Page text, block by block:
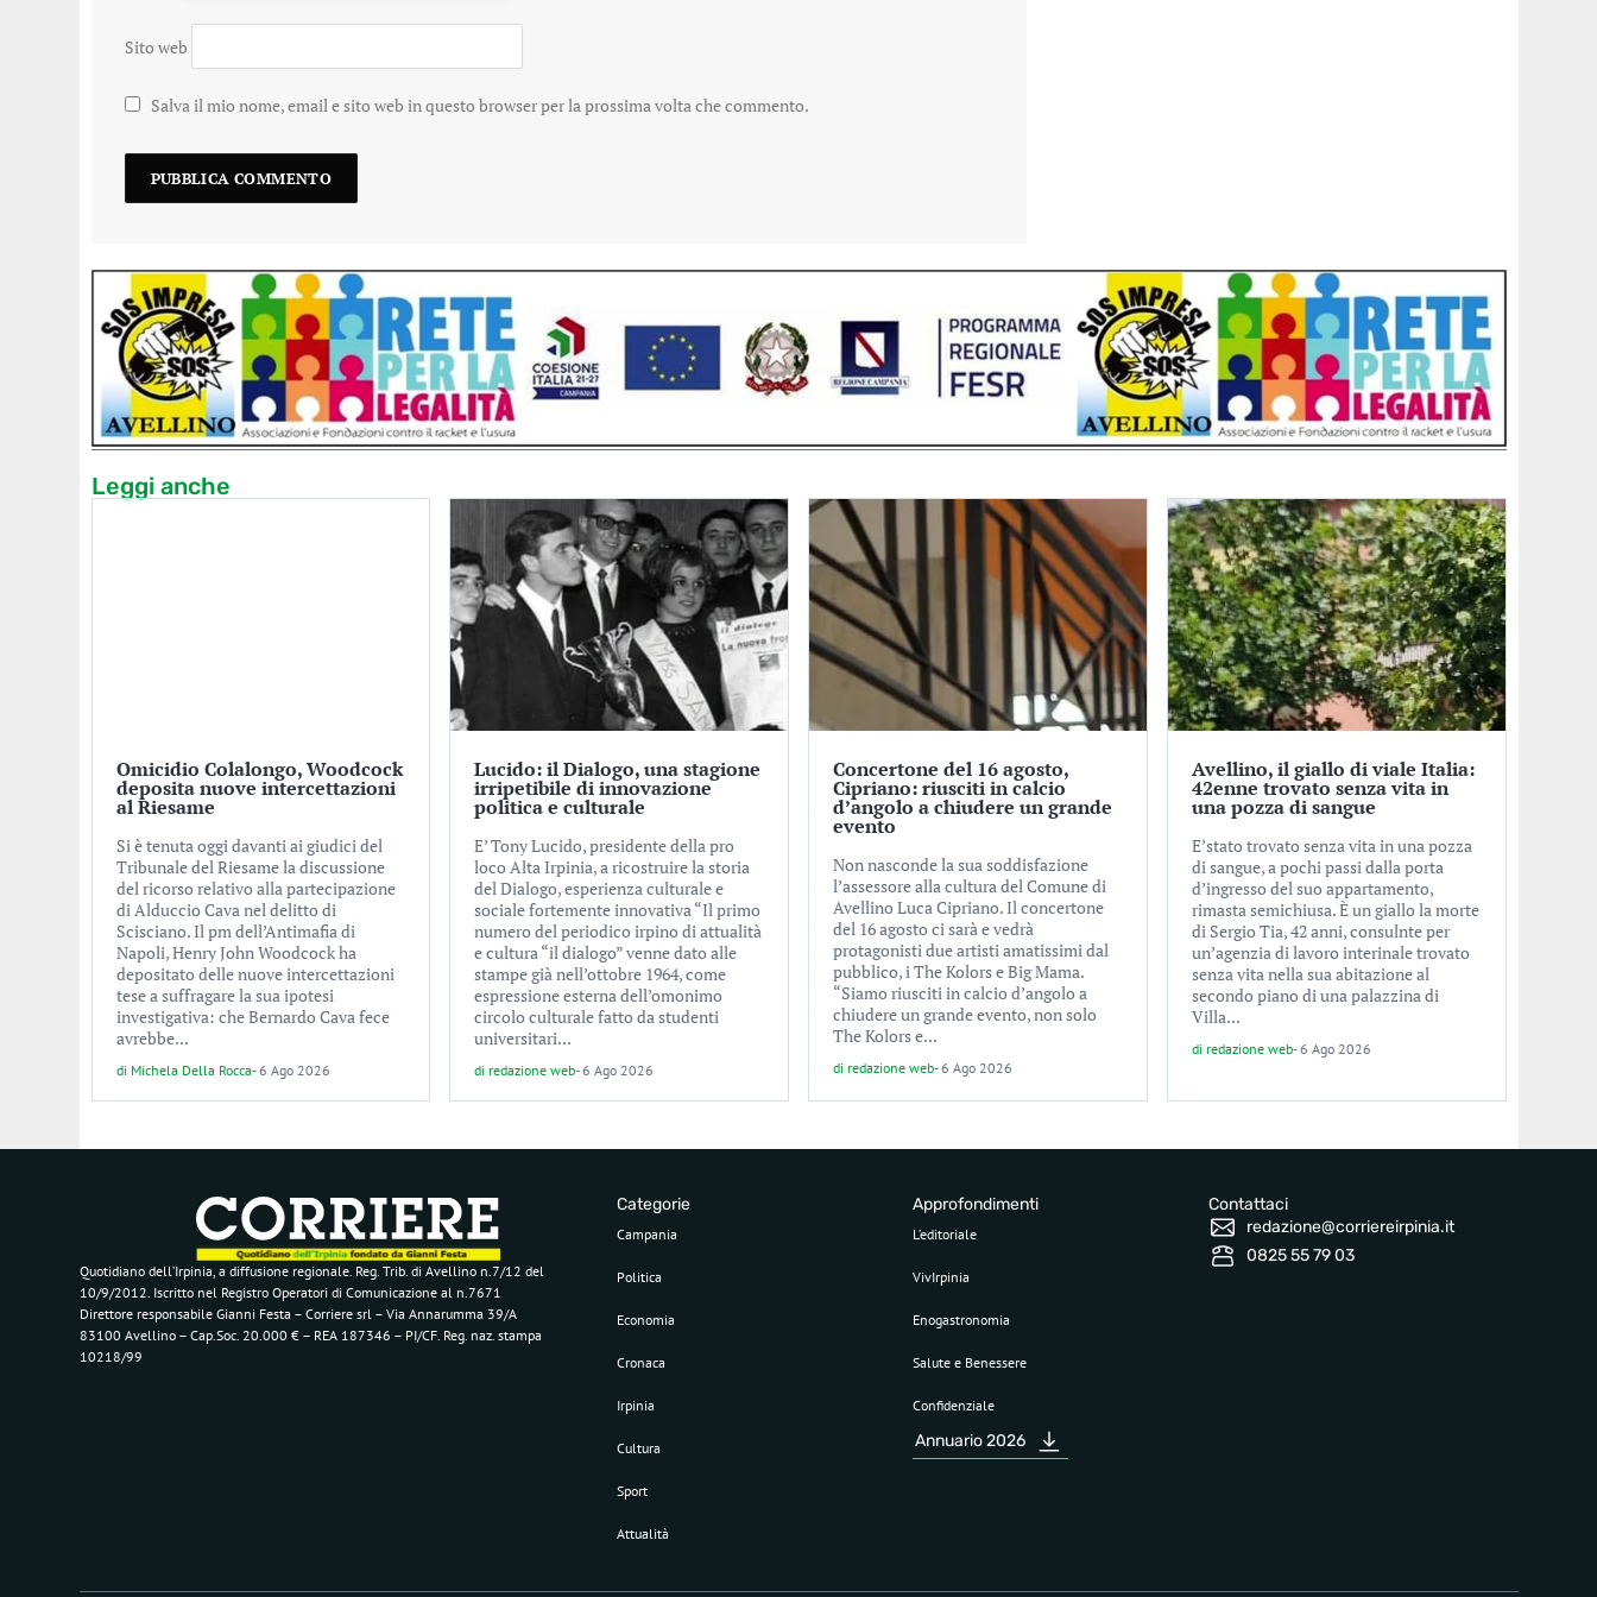
Sito web
Salva il mio nome, email e sito web in questo browser per la prossima volta che commento.
Leggi anche
Omicidio Colalongo, Woodcock
deposita nuove intercettazioni
al Riesame
Si è tenuta oggi davanti ai giudici del
Tribunale del Riesame la discussione
del ricorso relativo alla partecipazione
di Alduccio Cava nel delitto di
Scisciano. Il pm dell’Antimafia di
Napoli, Henry John Woodcock ha
depositato delle nuove intercettazioni
tese a suffragare la sua ipotesi
investigativa: che Bernardo Cava fece
avrebbe...
di Michela Della Rocca-6 Ago 2026
Lucido: il Dialogo, una stagione
irripetibile di innovazione
politica e culturale
E’ Tony Lucido, presidente della pro
loco Alta Irpinia, a ricostruire la storia
del Dialogo, esperienza culturale e
sociale fortemente innovativa “Il primo
numero del periodico irpino di attualità
e cultura “il dialogo” venne dato alle
stampe già nell’ottobre 1964, come
espressione esterna dell’omonimo
circolo culturale fatto da studenti
universitari...
di redazione web-6 Ago 2026
Concertone del 16 agosto,
Cipriano: riusciti in calcio
d’angolo a chiudere un grande
evento
Non nasconde la sua soddisfazione
l’assessore alla cultura del Comune di
Avellino Luca Cipriano. Il concertone
del 16 agosto ci sarà e vedrà
protagonisti due artisti amatissimi dal
pubblico, i The Kolors e Big Mama.
“Siamo riusciti in calcio d’angolo a
chiudere un grande evento, non solo
The Kolors e...
di redazione web-6 Ago 2026
Avellino, il giallo di viale Italia:
42enne trovato senza vita in
una pozza di sangue
E’stato trovato senza vita in una pozza
di sangue, a pochi passi dalla porta
d’ingresso del suo appartamento,
rimasta semichiusa. È un giallo la morte
di Sergio Tia, 42 anni, consulnte per
un’agenzia di lavoro interinale trovato
senza vita nella sua abitazione al
secondo piano di una palazzina di
Villa...
di redazione web-6 Ago 2026
Quotidiano dell’Irpinia, a diffusione regionale. Reg. Trib. di Avellino n.7/12 del
10/9/2012. Iscritto nel Registro Operatori di Comunicazione al n.7671
Direttore responsabile Gianni Festa – Corriere srl – Via Annarumma 39/A
83100 Avellino – Cap.Soc. 20.000 € – REA 187346 – PI/CF. Reg. naz. stampa
10218/99
Categorie
Campania
Politica
Economia
Cronaca
Irpinia
Cultura
Sport
Attualità
Approfondimenti
L’editoriale
VivIrpinia
Enogastronomia
Salute e Benessere
Confidenziale
Annuario 2026
Contattaci
redazione@corriereirpinia.it
0825 55 79 03